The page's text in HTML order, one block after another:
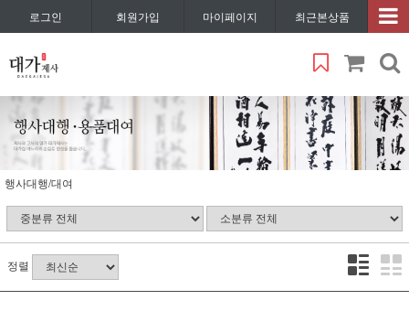
로그인 회원가입 마이페이지 최근본상품
행사대행/대여
정렬